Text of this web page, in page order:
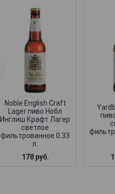
Noble English Craft
Lager пиво Нобл
Инглиш Крафт Лагер
светлое
фильтрованное 0.33
л.
178 руб.